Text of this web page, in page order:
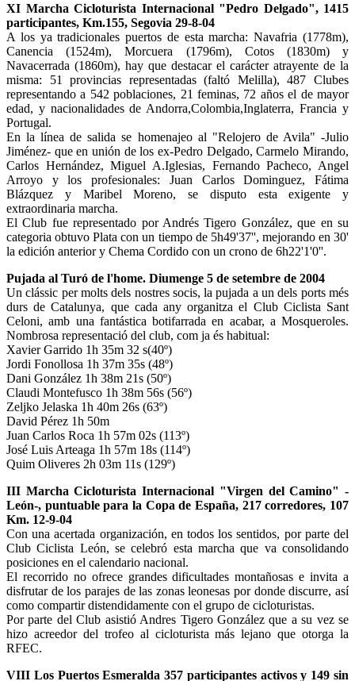
XI Marcha Cicloturista Internacional "Pedro Delgado", 1415
participantes, Km.155, Segovia 29-8-04
A los ya tradicionales puertos de esta marcha: Navafria (1778m),
Canencia (1524m), Morcuera (1796m), Cotos (1830m) y
Navacerrada (1860m), hay que destacar el carácter atrayente de la
misma: 51 provincias representadas (faltó Melilla), 487 Clubes
representando a 542 poblaciones, 21 feminas, 72 años el de mayor
edad, y nacionalidades de Andorra,Colombia,Inglaterra, Francia y
Portugal.
En la línea de salida se homenajeo al "Relojero de Avila" -Julio
Jiménez- que en unión de los ex-Pedro Delgado, Carmelo Mirando,
Carlos Hernández, Miguel A.Iglesias, Fernando Pacheco, Angel
Arroyo y los profesionales: Juan Carlos Dominguez, Fátima
Blázquez y Maribel Moreno, se disputo esta exigente y
extraordinaria marcha.
El Club fue representado por Andrés Tigero González, que en su
categoria obtuvo Plata con un tiempo de 5h49'37'', mejorando en 30'
la edición anterior y Chema Cordido con un crono de 6h22'1'0''.
Pujada al Turó de l'home. Diumenge 5 de setembre de 2004
Un clássic per molts dels nostres socis, la pujada a un dels ports més
durs de Catalunya, que cada any organitza el Club Ciclista Sant
Celoni, amb una fantástica botifarrada en acabar, a Mosqueroles.
Nombrosa representació del club, com ja és habitual:
Xavier Garrido 1h 35m 32 s(40º)
Jordi Fonollosa 1h 37m 35s (48º)
Dani González 1h 38m 21s (50º)
Claudi Montefusco 1h 38m 56s (56º)
Zeljko Jelaska 1h 40m 26s (63º)
David Pérez 1h 50m
Juan Carlos Roca 1h 57m 02s (113º)
José Luis Arteaga 1h 57m 18s (114º)
Quim Oliveres 2h 03m 11s (129º)
III Marcha Cicloturista Internacional "Virgen del Camino" -
León-, puntuable para la Copa de España, 217 corredores, 107
Km. 12-9-04
Con una acertada organización, en todos los sentidos, por parte del
Club Ciclista León, se celebró esta marcha que va consolidando
posiciones en el calendario nacional.
El recorrido no ofrece grandes dificultades montañosas e invita a
disfrutar de los parajes de las zonas leonesas por donde discurre, así
como compartir distendidamente con el grupo de cicloturistas.
Por parte del Club asistió Andres Tigero González que a su vez se
hizo acreedor del trofeo al cicloturista más lejano que otorga la
RFEC.
VIII Los Puertos Esmeralda 357 participantes activos y 149 sin